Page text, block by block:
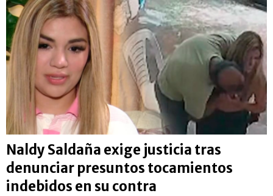
Naldy Saldaña exige justicia tras
denunciar presuntos tocamientos
indebidos en su contra